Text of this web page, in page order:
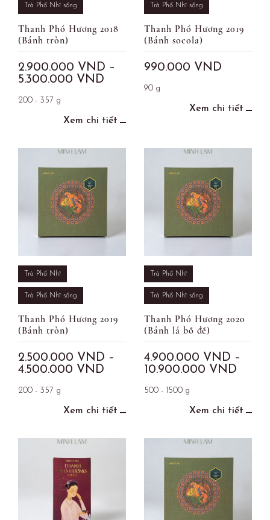
Trà Phổ Nhĩ sống
Thanh Phổ Hương 2018
(Bánh tròn)
2.900.000 VND –
5.300.000 VND
200 - 357 g
Xem chi tiết
Trà Phổ Nhĩ sống
Thanh Phổ Hương 2019
(Bánh socola)
990.000 VND
90 g
Xem chi tiết
Trà Phổ Nhĩ
Trà Phổ Nhĩ sống
Thanh Phổ Hương 2019
(Bánh tròn)
2.500.000 VND –
4.500.000 VND
200 - 357 g
Xem chi tiết
Trà Phổ Nhĩ
Trà Phổ Nhĩ sống
Thanh Phổ Hương 2020
(Bánh lá bồ đề)
4.900.000 VND –
10.900.000 VND
500 - 1500 g
Xem chi tiết